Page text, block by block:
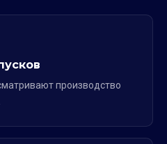
производство